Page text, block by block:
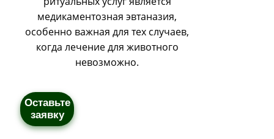
медикаментозная эвтаназия,
особенно важная для тех случаев,
когда лечение для животного
невозможно.
Оставьте
заявку